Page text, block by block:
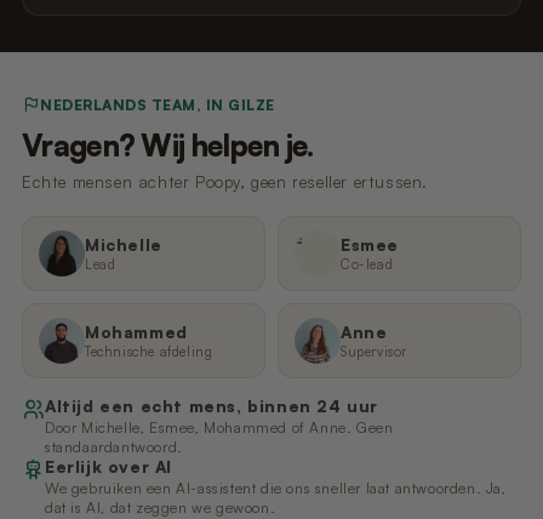
NEDERLANDS TEAM, IN GILZE
Vragen? Wij helpen je.
Echte mensen achter Poopy, geen reseller ertussen.
Michelle
Lead
E Esmee
Co-lead
Mohammed
Technische afdeling
Anne
Supervisor
Altijd een echt mens, binnen 24 uur
Door Michelle, Esmee, Mohammed of Anne. Geen
standaardantwoord.
Eerlijk over AI
We gebruiken een AI-assistent die ons sneller laat antwoorden. Ja,
dat is AI, dat zeggen we gewoon.